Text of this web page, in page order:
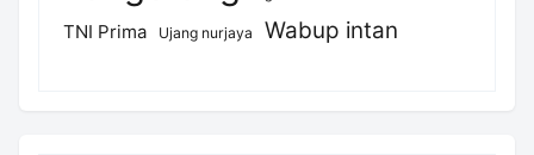
TNI Prima
Ujang nurjaya Wabup intan